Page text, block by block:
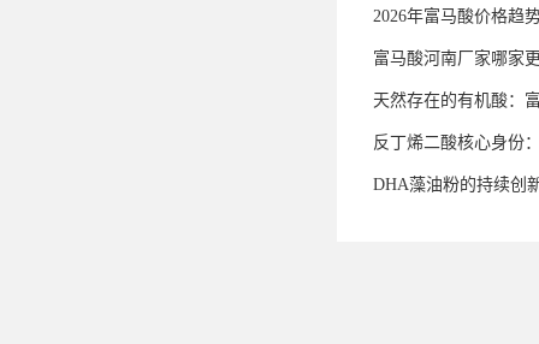
2026年富马酸价格趋
富马酸河南厂家哪家
天然存在的有机酸：
反丁烯二酸核心身份
DHA藻油粉的持续创